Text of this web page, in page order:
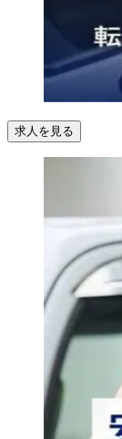
求人を見る